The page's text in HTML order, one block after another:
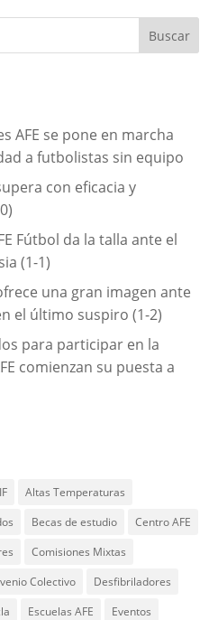
AFE se pone en marcha
a futbolistas sin equipo
con eficacia y
Fútbol da la talla ante el
(1-1)
una gran imagen ante
el último suspiro (1-2)
para participar en la
comienzan su puesta a
Altas Temperaturas
Becas de estudio
Centro AFE
Comisiones Mixtas
Colectivo
Desfibriladores
Escuelas AFE
Eventos